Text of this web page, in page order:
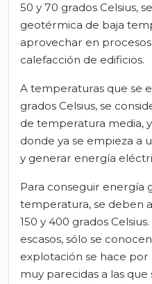
50 y 70 grados Celsius,
geotérmica de baja
aprovechar en
calefacción de edificios.
A temperaturas que se
grados Celsius, se
de temperatura media,
donde ya se empieza a
y generar energía
Para conseguir energía
temperatura, se deben
150 y 400 grados
escasos, sólo se
explotación se hace
muy parecidas a las que